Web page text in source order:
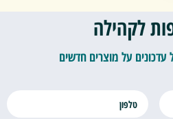
לקהילה
עדכונים על מוצרים חדשים